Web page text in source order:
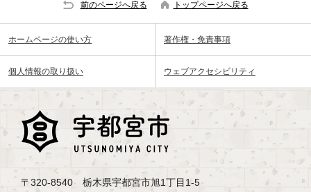
前のページへ戻る トップページへ戻る
ホームページの使い方 著作権・免責事項
個人情報の取り扱い ウェブアクセシビリティ
〒320-8540 栃木県宇都宮市旭1丁目1-5